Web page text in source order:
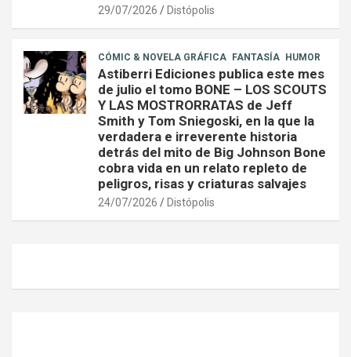
29/07/2026 Distópolis
CÓMIC & NOVELA GRÁFICA FANTASÍA HUMOR
Astiberri Ediciones publica este mes
de julio el tomo BONE – LOS SCOUTS
Y LAS MOSTRORRATAS de Jeff
Smith y Tom Sniegoski, en la que la
verdadera e irreverente historia
detrás del mito de Big Johnson Bone
cobra vida en un relato repleto de
peligros, risas y criaturas salvajes
24/07/2026 Distópolis